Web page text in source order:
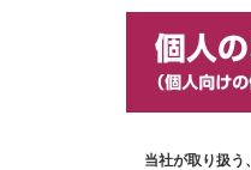
当社が取り扱う